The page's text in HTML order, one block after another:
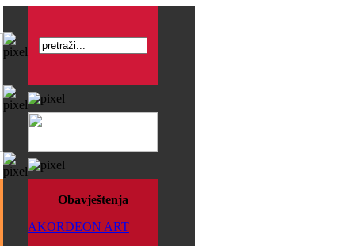
Obavještenja
AKORDEON ART